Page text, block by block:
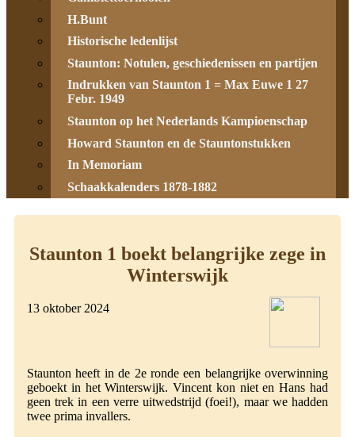
H.Bunt
Historische ledenlijst
Staunton: Notulen, geschiedenissen en partijen
Indrukken van Staunton 1 = Max Euwe 1 27
Febr. 1949
Staunton op het Nederlands Kampioenschap
Howard Staunton en de Stauntonstukken
In Memoriam
Schaakkalenders 1878-1882
Staunton 1 boekt belangrijke zege in
Winterswijk
13 oktober 2024
Staunton heeft in de 2e ronde een belangrijke overwinning
geboekt in het Winterswijk. Vincent kon niet en Hans had
geen trek in een verre uitwedstrijd (foei!), maar we hadden
twee prima invallers.